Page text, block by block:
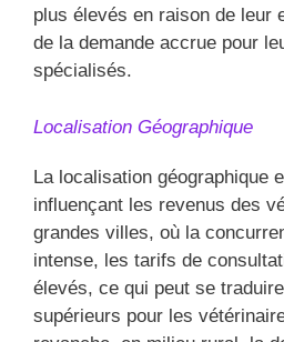
plus élevés en raison de leur
de la demande accrue pour
spécialisés.
Localisation Géographique
La localisation géographique
influençant les revenus des
grandes villes, où la
intense, les tarifs de
élevés, ce qui peut se
supérieurs pour les